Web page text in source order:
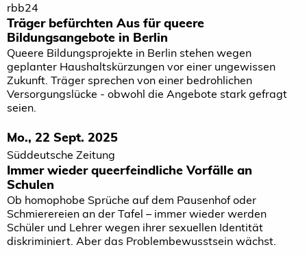
rbb24
Träger befürchten Aus für queere
Bildungsangebote in Berlin
Queere Bildungsprojekte in Berlin stehen wegen
geplanter Haushaltskürzungen vor einer ungewissen
Zukunft. Träger sprechen von einer bedrohlichen
Versorgungslücke - obwohl die Angebote stark gefragt
seien.
Mo., 22 Sept. 2025
Süddeutsche Zeitung
Immer wieder queerfeindliche Vorfälle an
Schulen
Ob homophobe Sprüche auf dem Pausenhof oder
Schmierereien an der Tafel – immer wieder werden
Schüler und Lehrer wegen ihrer sexuellen Identität
diskriminiert. Aber das Problembewusstsein wächst.